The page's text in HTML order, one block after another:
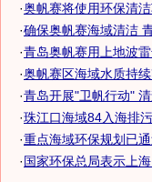
·奥帆赛将使用环保清
·确保奥帆赛海域清洁
·青岛奥帆赛用上地波
·奥帆赛区海域水质持
·青岛开展"卫帆行动"
·珠江口海域84入海排
·重点海域环保规划已
·国家环保总局表示上